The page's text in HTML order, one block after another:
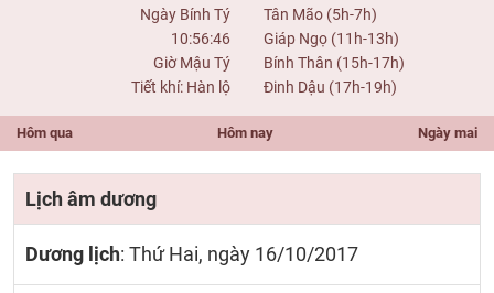
Ngày Bính Tý
10:56:46
Giờ Mậu Tý
Tiết khí: Hàn lộ
Tân Mão (5h-7h)
Giáp Ngọ (11h-13h)
Bính Thân (15h-17h)
Đinh Dậu (17h-19h)
Hôm qua Hôm nay Ngày mai
Lịch âm dương
Dương lịch: Thứ Hai, ngày 16/10/2017